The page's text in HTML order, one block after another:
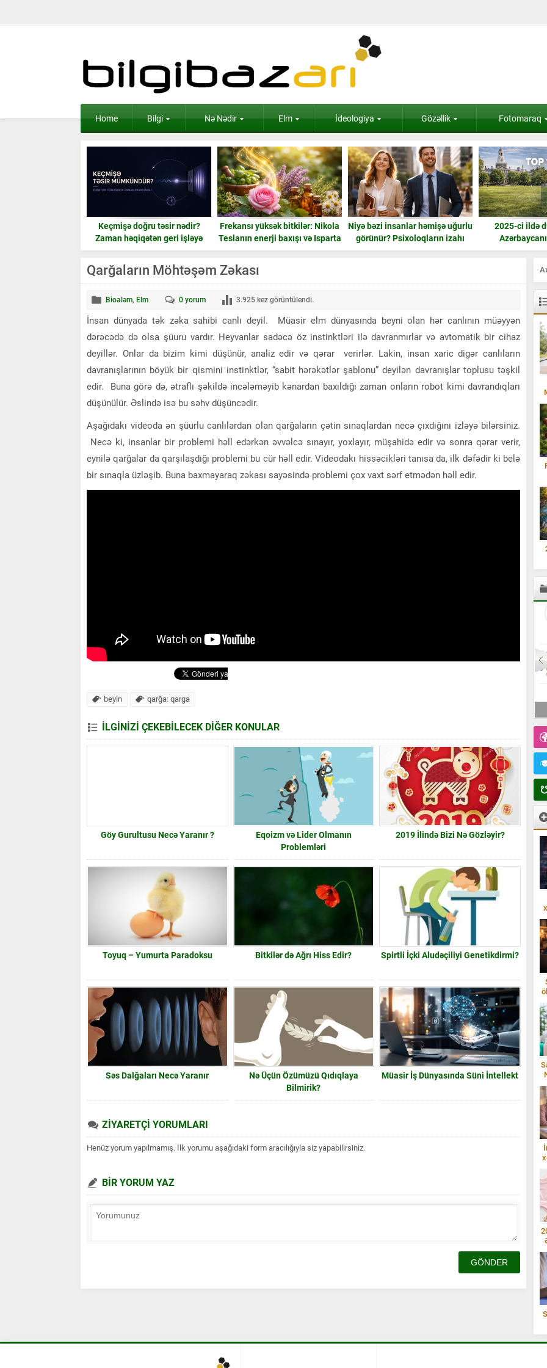
Home Bilgi Nə Nədir Elm İdeologiya Gözəllik Fotomaraq
Keçmişə doğru təsir nədir?
Zaman həqiqətən geri işləyə
Frekansı yüksək bitkilər: Nikola
Teslanın enerji baxışı və Isparta
Niyə bəzi insanlar həmişə uğurlu
görünür? Psixoloqların izahı
2025-ci ildə
Qarğaların Möhtəşəm Zəkası
Bioaləm, Elm 0 yorum 3.925 kez görüntülendi.
İnsan dünyada tək zəka sahibi canlı deyil. Müasir elm dünyasında beyni olan hər canlının müəyyən
dərəcədə də olsa şüuru vardır. Heyvanlar sadəcə öz instinktləri ilə davranmırlar və avtomatik bir cihaz
deyillər. Onlar da bizim kimi düşünür, analiz edir və qərar verirlər. Lakin, insan xaric digər canlıların
davranışlarının böyük bir qismini instinktlər, “sabit hərəkətlər şablonu” deyilən davranışlar toplusu təşkil
edir. Buna görə də, ətraflı şəkildə incələməyib kənardan baxıldığı zaman onların robot kimi davrandıqları
düşünülür. Əslində isə bu səhv düşüncədir.
Aşağıdakı videoda ən şüurlu canlılardan olan qarğaların çətin sınaqlardan necə çıxdığını izləyə bilərsiniz.
Necə ki, insanlar bir problemi həll edərkən əvvəlcə sınayır, yoxlayır, müşahidə edir və sonra qərar verir,
eynilə qarğalar da qarşılaşdığı problemi bu cür həll edir. Videodakı hissəcikləri tanısa da, ilk dəfədir ki belə
bir sınaqla üzləşib. Buna baxmayaraq zəkası sayəsində problemi çox vaxt sərf etmədən həll edir.
beyin qarğa: qarga
İLGİNİZİ ÇEKEBİLECEK DİĞER KONULAR
Göy Gurultusu Necə Yaranır ?
Eqoizm və Lider Olmanın
Problemləri
2019 İlində Bizi Nə Gözləyir?
Toyuq – Yumurta Paradoksu Bitkilər də Ağrı Hiss Edir? Spirtli İçki Aludəçiliyi Genetikdirmi?
Səs Dalğaları Necə Yaranır
Nə Üçün Özümüzü Qıdıqlaya
Bilmirik?
Müasir İş Dünyasında Süni İntellekt
ZİYARETÇİ YORUMLARI
Henüz yorum yapılmamış. İlk yorumu aşağıdaki form aracılığıyla siz yapabilirsiniz.
BİR YORUM YAZ